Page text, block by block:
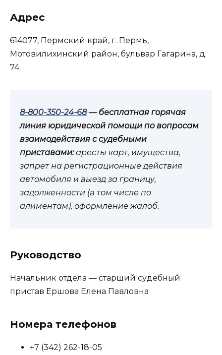
Адрес
614077, Пермский край, г. Пермь,
Мотовилихинский район, бульвар Гагарина, д.
74
8-800-350-24-68— бесплатная горячая
линия юридической помощи по вопросам
взаимодействия с судебными
приставами:аресты карт, имущества,
запрет на регистрационные действия
автомобиля и выезд за границу,
задолженности (в том числе по
алиментам), оформление жалоб.
Руководство
Начальник отдела — старший судебный
пристав Ершова Елена Павловна
Номера телефонов
+7 (342) 262-18-05